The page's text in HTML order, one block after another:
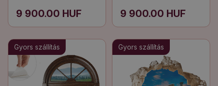
9 900.00 HUF 9 900.00 HUF
Gyors szállítás Gyors szállítás